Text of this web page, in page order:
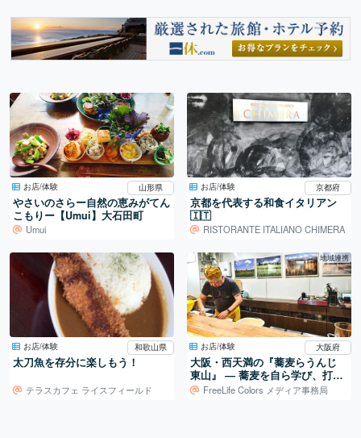
お店/体験 山形県
やさいのさらー自然の恵みがてん
こもりー【Umui】大石田町
Umui
お店/体験 京都府
京都を代表する和食イタリアン
🇮🇹
RISTORANTE ITALIANO CHIMERA
お店/体験 和歌山県
太刀魚を存分に楽しもう！
テラスカフェ ライスフィールド
地域連携
お店/体験 大阪府
大阪・西天満の『蕎麦らうんじ
東山』 ― 蕎麦を自ら学び、打ち
続ける日常
FreeLife Colors メディア事務局